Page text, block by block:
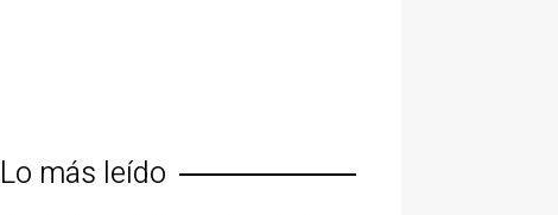
Lo más leído